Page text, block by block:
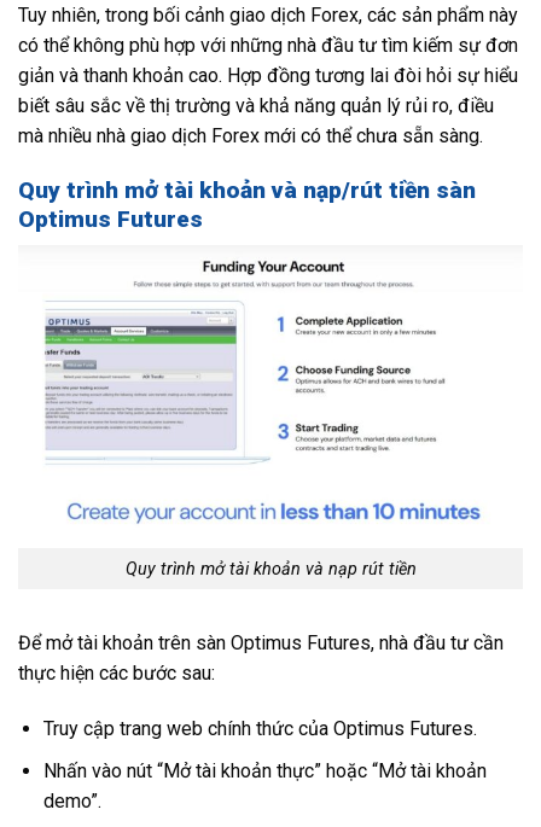
Tuy nhiên, trong bối cảnh giao dịch Forex, các sản phẩm này
có thể không phù hợp với những nhà đầu tư tìm kiếm sự đơn
giản và thanh khoản cao. Hợp đồng tương lai đòi hỏi sự hiểu
biết sâu sắc về thị trường và khả năng quản lý rủi ro, điều
mà nhiều nhà giao dịch Forex mới có thể chưa sẵn sàng.
Quy trình mở tài khoản và nạp/rút tiền sàn
Optimus Futures
Quy trình mở tài khoản và nạp rút tiền
Để mở tài khoản trên sàn Optimus Futures, nhà đầu tư cần
thực hiện các bước sau:
Truy cập trang web chính thức của Optimus Futures.
Nhấn vào nút “Mở tài khoản thực” hoặc “Mở tài khoản
demo”.